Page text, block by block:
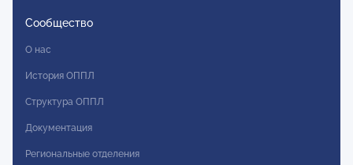
Сообщество
О нас
История ОППЛ
Структура ОППЛ
Документация
Региональные отделения